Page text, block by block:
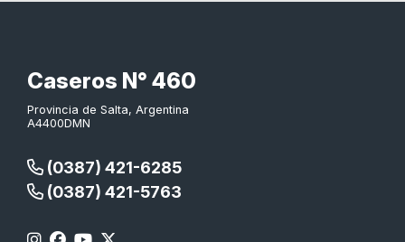
Caseros N° 460
Provincia de Salta, Argentina
A4400DMN
(0387) 421-6285
(0387) 421-5763